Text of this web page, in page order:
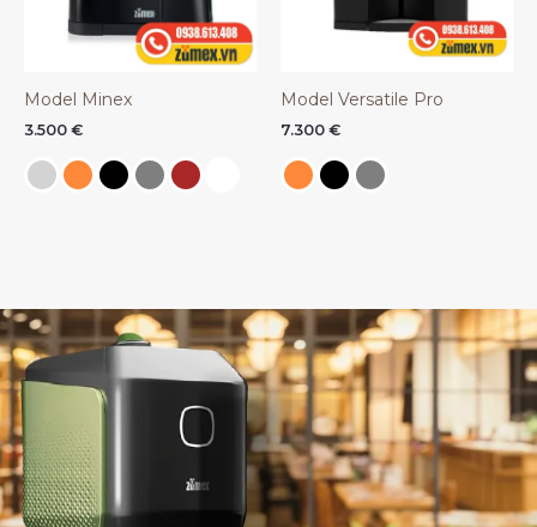
Model Minex
3.500 €
Model Versatile Pro
7.300 €